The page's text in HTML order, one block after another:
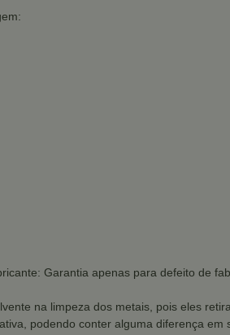
Garantia apenas para defeito de
na limpeza dos metais, pois eles
podendo conter alguma diferença em